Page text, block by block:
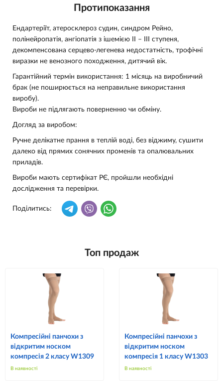
Протипоказання
Ендартеріїт, атеросклероз судин, синдром Рейно,
полінейропатія, ангіопатія з ішемією ІІ – ІІІ ступеня,
декомпенсована серцево-легенева недостатність, трофічні
виразки не венозного походження, дитячий вік.
Гарантійний термін використання: 1 місяць на виробничий
брак (не поширюється на неправильне використання
виробу).
Вироби не підлягають поверненню чи обміну.
Догляд за виробом:
Ручне делікатне прання в теплій воді, без віджиму, сушити
далеко від прямих сонячних променів та опалювальних
приладів.
Вироби мають сертифікат РЄ, пройшли необхідні
дослідження та перевірки.
Поділитись:
Топ продаж
Компресійні панчохи з
відкритим носком
компресія 2 класу W1309
В наявності
Компресійні панчохи з
відкритим носком
компресія 1 класу W1303
В наявності